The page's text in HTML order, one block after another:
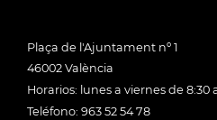
Plaça de l'Ajuntament nº 1
46002 València
Horarios: lunes a viernes de 8:30
Teléfono: 963 52 54 78